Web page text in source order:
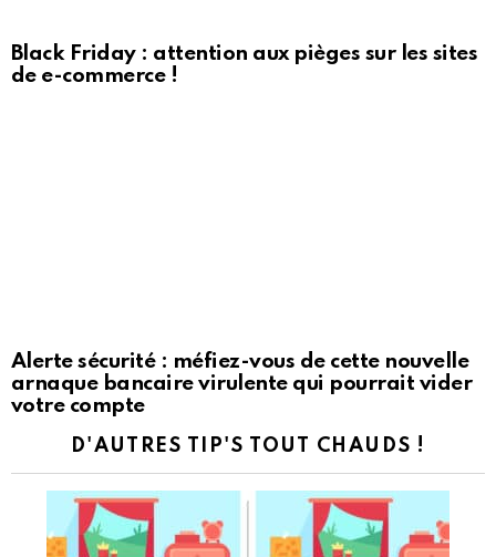
Black Friday : attention aux pièges sur les sites
de e-commerce !
Alerte sécurité : méfiez-vous de cette nouvelle
arnaque bancaire virulente qui pourrait vider
votre compte
D'AUTRES TIP'S TOUT CHAUDS !